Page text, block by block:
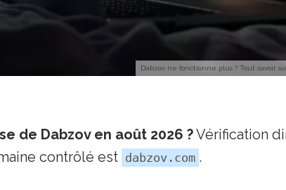
Dabzov ne fonctionne plus ? Tout savoir
de Dabzov en août 2026 ?Vérification
contrôlé est dabzov.com .